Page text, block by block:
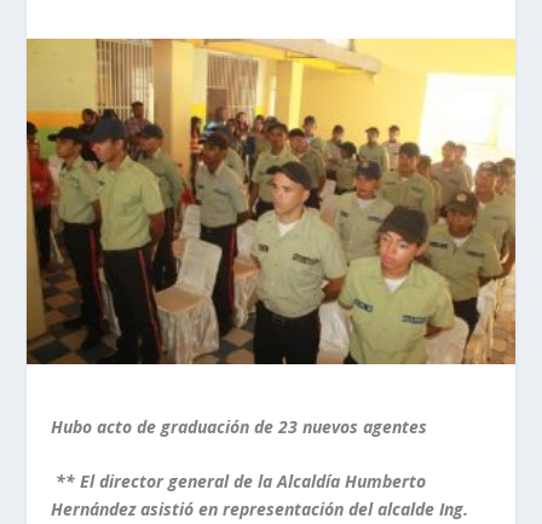
Hubo acto de graduación de 23 nuevos agentes
** El director general de la Alcaldía Humberto
Hernández asistió en representación del alcalde Ing.